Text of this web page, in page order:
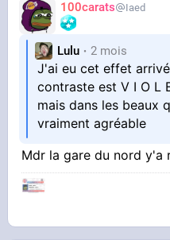
100carats Iaed
Lulu 2 mois
J'ai eu cet effet
contraste est V I O L
mais dans les beaux
vraiment agréable
Mdr la gare du nord y'a